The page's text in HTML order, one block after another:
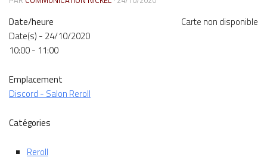
Carte non disponible
Date/heure
Date(s) - 24/10/2020
10:00 - 11:00
Emplacement
Discord - Salon Reroll
Catégories
Reroll